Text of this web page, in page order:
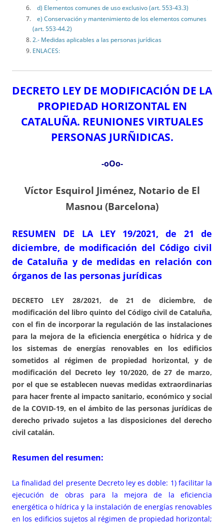
d) Elementos comunes de uso exclusivo (art. 553-43.3)
e) Conservación y mantenimiento de los elementos comunes
(art. 553-44.2)
2.- Medidas aplicables a las personas jurídicas
ENLACES:
DECRETO LEY DE MODIFICACIÓN DE LA
PROPIEDAD HORIZONTAL EN
CATALUÑA. REUNIONES VIRTUALES
PERSONAS JURÑIDICAS.
-oOo-
Víctor Esquirol Jiménez, Notario de El
Masnou (Barcelona)
RESUMEN DE LA LEY 19/2021, de 21 de
diciembre, de modificación del Código civil
de Cataluña y de medidas en relación con
órganos de las personas jurídicas
DECRETO LEY 28/2021, de 21 de diciembre, de
modificación del libro quinto del Código civil de Cataluña,
con el fin de incorporar la regulación de las instalaciones
para la mejora de la eficiencia energética o hídrica y de
los sistemas de energías renovables en los edificios
sometidos al régimen de propiedad horizontal, y de
modificación del Decreto ley 10/2020, de 27 de marzo,
por el que se establecen nuevas medidas extraordinarias
para hacer frente al impacto sanitario, económico y social
de la COVID-19, en el ámbito de las personas jurídicas de
derecho privado sujetos a las disposiciones del derecho
civil catalán.
Resumen del resumen:
La finalidad del presente Decreto ley es doble: 1) facilitar la
ejecución de obras para la mejora de la eficiencia
energética o hídrica y la instalación de energías renovables
en los edificios sujetos al régimen de propiedad horizontal;